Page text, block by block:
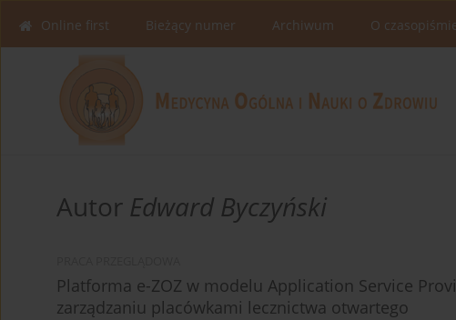
Online first Bieżący numer Archiwum O
Autor Edward Byczyński
Platforma e-ZOZ w modelu Application Service
zarządzaniu placówkami lecznictwa otwartego